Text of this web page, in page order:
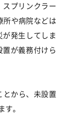
プリンクラー
所や病院などは
発生してしま
が義務付けら
とから、未設置
。